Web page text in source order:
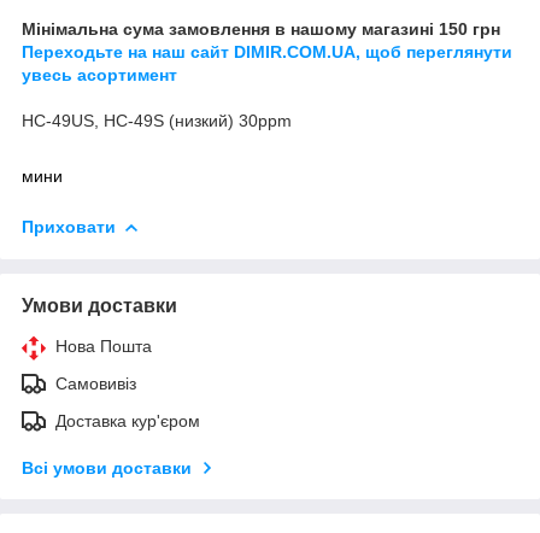
Мінімальна сума замовлення в нашому магазині 150 грн
Переходьте на наш сайт DIMIR.COM.UA, щоб переглянути
увесь асортимент
HC-49US, HC-49S (низкий) 30ppm
мини
Приховати
Умови доставки
Нова Пошта
Самовивіз
Доставка кур'єром
Всі умови доставки